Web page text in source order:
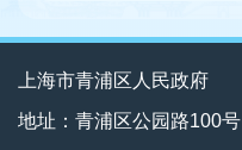
上海市青浦区人民政府
地址：青浦区公园路100号